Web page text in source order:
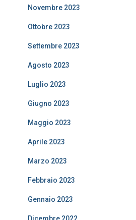
Novembre 2023
Ottobre 2023
Settembre 2023
Agosto 2023
Luglio 2023
Giugno 2023
Maggio 2023
Aprile 2023
Marzo 2023
Febbraio 2023
Gennaio 2023